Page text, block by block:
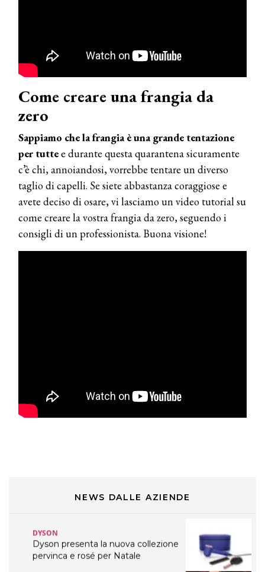
Come creare una frangia da
zero
Sappiamo che la frangia è una grande tentazione
per tuttee durante questa quarantena sicuramente
c’è chi, annoiandosi, vorrebbe tentare un diverso
taglio di capelli. Se siete abbastanza coraggiose e
avete deciso di osare, vi lasciamo un video tutorial su
come creare la vostra frangia da zero, seguendo i
consigli di un professionista. Buona visione!
NEWS DALLE AZIENDE
Cosmprof Worldwide Bologna
presenta THE BEAUTY &
WELLNESS CONGRESS 2022: I
TEMI
DYSON
Dyson presenta la nuova collezione
pervinca e rosé per Natale
COTRIL
Continua la carrellata di look firmati
DAVINES
Davines presenta cofanetti beauty
WELLNESS CONGRESS 2022: I
DYSON
Dyson presenta la nuova collezione
pervinca e rosé per Natale